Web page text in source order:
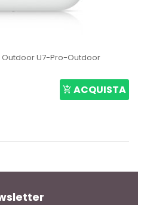
Outdoor U7-Pro-Outdoor
ACQUISTA